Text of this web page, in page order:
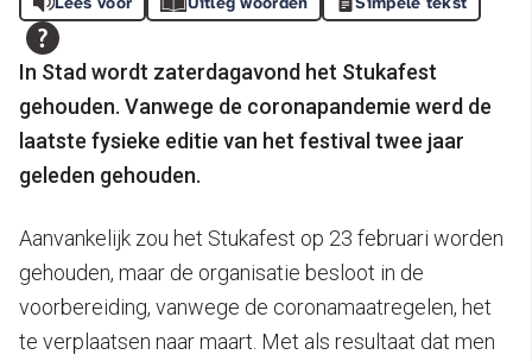
In Stad wordt zaterdagavond het Stukafest
gehouden. Vanwege de coronapandemie werd de
laatste fysieke editie van het festival twee jaar
geleden gehouden.
Aanvankelijk zou het Stukafest op 23 februari worden
gehouden, maar de organisatie besloot in de
voorbereiding, vanwege de coronamaatregelen, het
te verplaatsen naar maart. Met als resultaat dat men